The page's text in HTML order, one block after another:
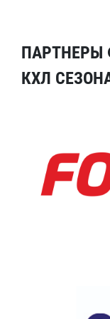
ПАРТНЕРЫ
КХЛ